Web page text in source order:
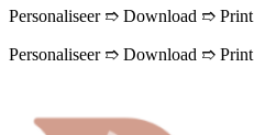
Personaliseer ➱ Download ➱ Print
Personaliseer ➱ Download ➱ Print